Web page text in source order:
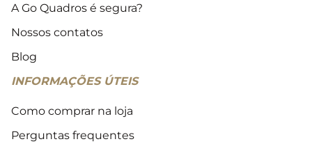
A Go Quadros é segura?
Nossos contatos
Blog
INFORMAÇÕES ÚTEIS
Como comprar na loja
Perguntas frequentes